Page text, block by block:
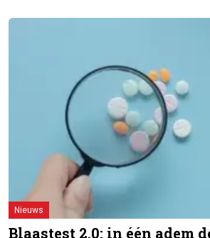
Nieuws
Blaastest 2.0: in één adem